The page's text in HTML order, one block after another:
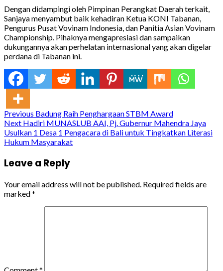
Dengan didampingi oleh Pimpinan Perangkat Daerah terkait,
Sanjaya menyambut baik kehadiran Ketua KONI Tabanan,
Pengurus Pusat Vovinam Indonesia, dan Panitia Asian Vovinam
Championship. Pihaknya mengapresiasi dan sampaikan
dukungannya akan perhelatan internasional yang akan digelar
perdana di Tabanan ini.
Continue
Reading
Previous Badung Raih Penghargaan STBM Award
Next Hadiri MUNASLUB AAI, Pj. Gubernur Mahendra Jaya
Usulkan 1 Desa 1 Pengacara di Bali untuk Tingkatkan Literasi
Hukum Masyarakat
Leave a Reply
Your email address will not be published. Required fields are
marked*